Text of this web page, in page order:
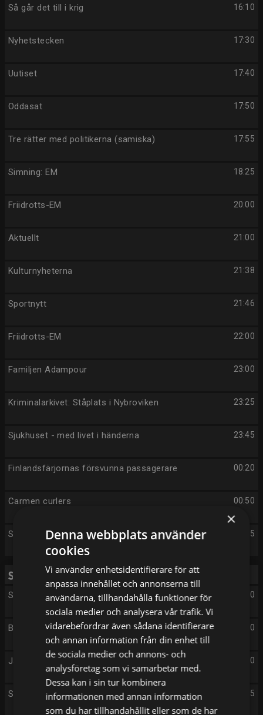
16:10
Så går det till i krig
17:30
Nyhetstecken
17:40
Uutiset
17:50
Oddasat
17:55
Tre rätter med politikerna (samiska)
18:25
Simning: EM
20:00
Friidrotts-EM
21:00
Aktuellt
21:38
Kulturnyheterna
21:46
Sportnytt
22:00
Friidrotts-EM
23:00
Familjen Adampour
23:25
Kriminalarkivet: Ståplats i Nybroviken
23:45
Sjukhuset - med livet i händerna
00:20
Finlandsfärjornas försvunna passagerare
00:50
Carmen curlers
01:45
Sändningsuppehåll
Tisdag 11/8
05:00
Sändningsuppehåll
14:40
Balansakten
15:10
Jakten på jättetonfisken
15:55
Så byggdes Sverige
×
Denna webbplats använder
cookies
Vi använder enhetsidentifierare för att
anpassa innehållet och annonserna till
användarna, tillhandahålla funktioner för
sociala medier och analysera vår trafik. Vi
vidarebefordrar även sådana identifierare
och annan information från din enhet till
de sociala medier och annons- och
analysföretag som vi samarbetar med.
Dessa kan i sin tur kombinera
informationen med annan information
som du har tillhandahållit eller som de har